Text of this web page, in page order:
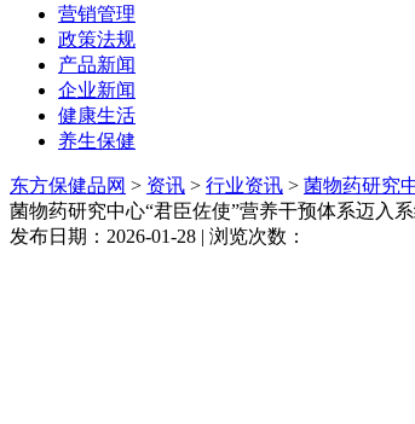
营销管理
政策法规
产品新闻
企业新闻
健康生活
养生保健
东方保健品网 > 资讯 > 行业资讯 > 菌物药研究
菌物药研究中心“君臣佐使”营养干预体系迈入
发布日期：2026-01-28 | 浏览次数：